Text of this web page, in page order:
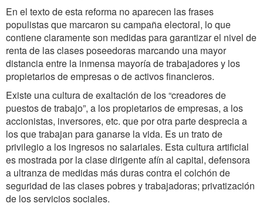
En el texto de esta reforma no aparecen las frases
populistas que marcaron su campaña electoral, lo que
contiene claramente son medidas para garantizar el nivel de
renta de las clases poseedoras marcando una mayor
distancia entre la inmensa mayoría de trabajadores y los
propietarios de empresas o de activos financieros.
Existe una cultura de exaltación de los “creadores de
puestos de trabajo”, a los propietarios de empresas, a los
accionistas, inversores, etc. que por otra parte desprecia a
los que trabajan para ganarse la vida. Es un trato de
privilegio a los ingresos no salariales. Esta cultura artificial
es mostrada por la clase dirigente afín al capital, defensora
a ultranza de medidas más duras contra el colchón de
seguridad de las clases pobres y trabajadoras; privatización
de los servicios sociales.